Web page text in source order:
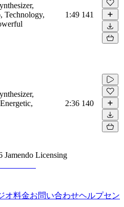
Technology,
1:49 141
2:36 140
Jamendo Licensing
オ料金お問い合わせヘルプセン